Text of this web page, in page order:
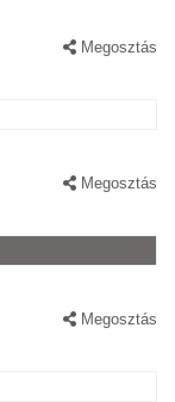
Megosztás
Megosztás
Megosztás